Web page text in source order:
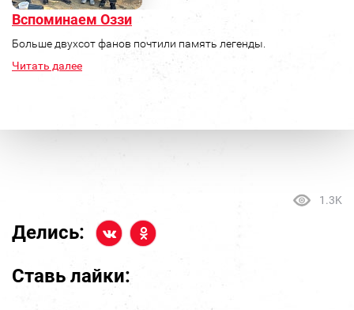
Вспоминаем Оззи
Больше двухсот фанов почтили память легенды.
Читать далее
1.3K
Делись:
Ставь лайки: